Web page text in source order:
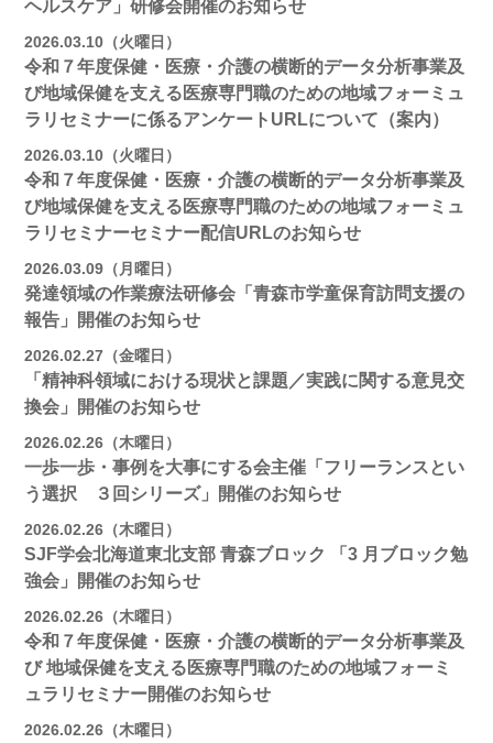
ヘルスケア」研修会開催のお知らせ
2026.03.10（火曜日）
令和７年度保健・医療・介護の横断的データ分析事業及
び地域保健を支える医療専門職のための地域フォーミュ
ラリセミナーに係るアンケートURLについて（案内）
2026.03.10（火曜日）
令和７年度保健・医療・介護の横断的データ分析事業及
び地域保健を支える医療専門職のための地域フォーミュ
ラリセミナーセミナー配信URLのお知らせ
2026.03.09（月曜日）
発達領域の作業療法研修会「青森市学童保育訪問支援の
報告」開催のお知らせ
2026.02.27（金曜日）
「精神科領域における現状と課題／実践に関する意見交
換会」開催のお知らせ
2026.02.26（木曜日）
一歩一歩・事例を大事にする会主催「フリーランスとい
う選択 ３回シリーズ」開催のお知らせ
2026.02.26（木曜日）
SJF学会北海道東北支部 ⻘森ブロック 「3 月ブロック勉
強会」開催のお知らせ
2026.02.26（木曜日）
令和７年度保健・医療・介護の横断的データ分析事業及
び 地域保健を支える医療専門職のための地域フォーミ
ュラリセミナー開催のお知らせ
2026.02.26（木曜日）